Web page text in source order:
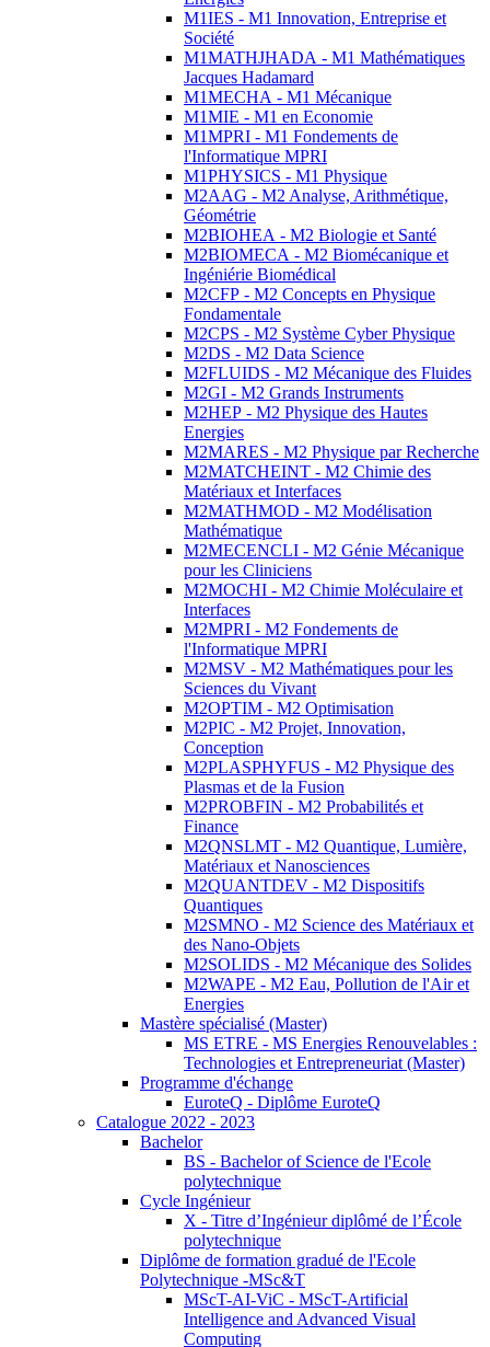
M1IES - M1 Innovation, Entreprise et
Société
M1MATHJHADA - M1 Mathématiques
Jacques Hadamard
M1MECHA - M1 Mécanique
M1MIE - M1 en Economie
M1MPRI - M1 Fondements de
l'Informatique MPRI
M1PHYSICS - M1 Physique
M2AAG - M2 Analyse, Arithmétique,
Géométrie
M2BIOHEA - M2 Biologie et Santé
M2BIOMECA - M2 Biomécanique et
Ingéniérie Biomédical
M2CFP - M2 Concepts en Physique
Fondamentale
M2CPS - M2 Système Cyber Physique
M2DS - M2 Data Science
M2FLUIDS - M2 Mécanique des Fluides
M2GI - M2 Grands Instruments
M2HEP - M2 Physique des Hautes
Energies
M2MARES - M2 Physique par Recherche
M2MATCHEINT - M2 Chimie des
Matériaux et Interfaces
M2MATHMOD - M2 Modélisation
Mathématique
M2MECENCLI - M2 Génie Mécanique
pour les Cliniciens
M2MOCHI - M2 Chimie Moléculaire et
Interfaces
M2MPRI - M2 Fondements de
l'Informatique MPRI
M2MSV - M2 Mathématiques pour les
Sciences du Vivant
M2OPTIM - M2 Optimisation
M2PIC - M2 Projet, Innovation,
Conception
M2PLASPHYFUS - M2 Physique des
Plasmas et de la Fusion
M2PROBFIN - M2 Probabilités et
Finance
M2QNSLMT - M2 Quantique, Lumière,
Matériaux et Nanosciences
M2QUANTDEV - M2 Dispositifs
Quantiques
M2SMNO - M2 Science des Matériaux et
des Nano-Objets
M2SOLIDS - M2 Mécanique des Solides
M2WAPE - M2 Eau, Pollution de l'Air et
Energies
Mastère spécialisé (Master)
MS ETRE - MS Energies Renouvelables :
Technologies et Entrepreneuriat (Master)
Programme d'échange
EuroteQ - Diplôme EuroteQ
Catalogue 2022 - 2023
Bachelor
BS - Bachelor of Science de l'Ecole
polytechnique
Cycle Ingénieur
X - Titre d’Ingénieur diplômé de l’École
polytechnique
Diplôme de formation gradué de l'Ecole
Polytechnique -MSc&T
MScT-AI-ViC - MScT-Artificial
Intelligence and Advanced Visual
Computing